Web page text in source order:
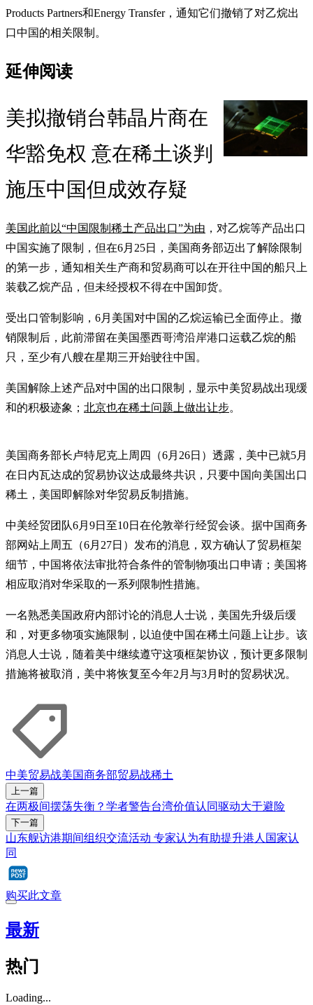
Products Partners和Energy Transfer，通知它们撤销了对乙烷出
口中国的相关限制。
延伸阅读
美拟撤销台韩晶片商在
华豁免权 意在稀土谈判
施压中国但成效存疑
美国此前以“中国限制稀土产品出口”为由 ，对乙烷等产品出口
中国实施了限制，但在6月25日，美国商务部迈出了解除限制
的第一步，通知相关生产商和贸易商可以在开往中国的船只上
装载乙烷产品，但未经授权不得在中国卸货。
受出口管制影响，6月美国对中国的乙烷运输已全面停止。撤
销限制后，此前滞留在美国墨西哥湾沿岸港口运载乙烷的船
只，至少有八艘在星期三开始驶往中国。
美国解除上述产品对中国的出口限制，显示中美贸易战出现缓
和的积极迹象； 北京也在稀土问题上做出让步。
美国商务部长卢特尼克上周四（6月26日）透露，美中已就5月
在日内瓦达成的贸易协议达成最终共识，只要中国向美国出口
稀土，美国即解除对华贸易反制措施。
中美经贸团队6月9日至10日在伦敦举行经贸会谈。据中国商务
部网站上周五（6月27日）发布的消息，双方确认了贸易框架
细节，中国将依法审批符合条件的管制物项出口申请；美国将
相应取消对华采取的一系列限制性措施。
一名熟悉美国政府内部讨论的消息人士说，美国先升级后缓
和，对更多物项实施限制，以迫使中国在稀土问题上让步。该
消息人士说，随着美中继续遵守这项框架协议，预计更多限制
措施将被取消，美中将恢复至今年2月与3月时的贸易状况。
中美贸易战美国商务部贸易战稀土
上一篇
在两极间摆荡失衡？学者警告台湾价值认同驱动大于避险
下一篇
山东舰访港期间组织交流活动 专家认为有助提升港人国家认
同
购买此文章
最新
热门
Loading...